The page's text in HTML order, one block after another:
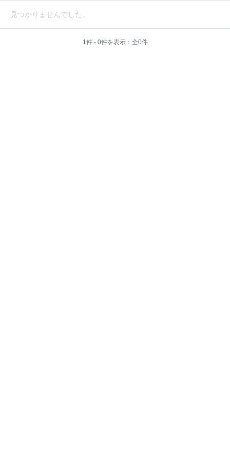
見つかりませんでした。
1件 - 0件を表示：全0件